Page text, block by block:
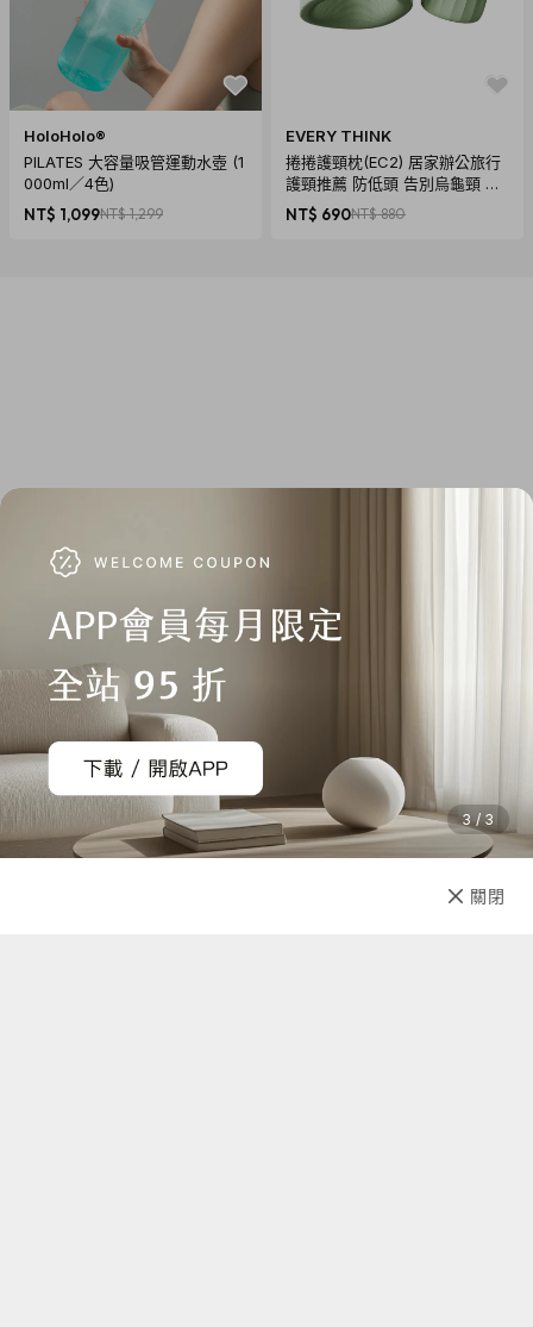
2. 商品頁標示「預購、客製化」商品，將以實際出貨或製作日
標示為主。（不適用3個工作天出貨）
3. 送貨方式由物流宅配送達。
4. 訂購商品若經配送三次無法送達，並經本公司以電話與E-
mail均無法聯繫逾三天者，本公司將取消該筆訂單並全額退
款。
件，可能影響您退貨的權益，也可能依照損毀程度扣除為回復
2. 如果您所購買的商品是電腦軟體、遊戲光碟、CD、VCD、
狀的商品，除非拆封後發現為瑕疵品，否則一經拆封恕無法辦
3. 七天鑑賞期內退購所產生之運費，由出貨廠商負擔，收到商
品後隔天起算為第一天，欲退購者請於七日內提出，逾期恕不
受理。
HoloHolo®
PILATES 大容量吸管運動水壺 (1
000ml／4色)
NT$ 1,099NT$ 1,299
EVERY THINK
捲捲護頸枕(EC2) 居家辦公旅行
護頸推薦 防低頭 告別烏龜頸 頸
椎養護 多色可選
NT$ 690NT$ 880
3 / 3
關閉